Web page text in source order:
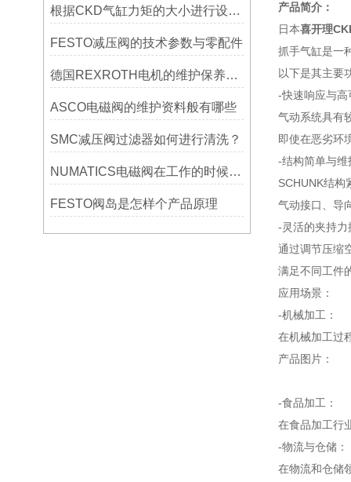
根据CKD气缸力矩的大小进行设计选型
FESTO减压阀的技术参数与零配件
德国REXROTH电机的维护保养与故障排除技巧分享
ASCO电磁阀的维护资料般有哪些
SMC减压阀过滤器如何进行清洗？
NUMATICS电磁阀在工作的时候损坏的原因有哪些？
FESTO阀岛是怎样个产品原理
产品简介：
日本喜开理
抓手气缸是一
以下是其主要
-快速响应与高
气动系统具有
即使在恶劣环
-结构简单与维
SCHUNK结构
气动接口、导
-灵活的夹持力
通过调节压缩
满足不同工件
应用场景：
-机械加工：
在机械加工过
产品图片：
-食品加工：
在食品加工行
-物流与仓储：
在物流和仓储